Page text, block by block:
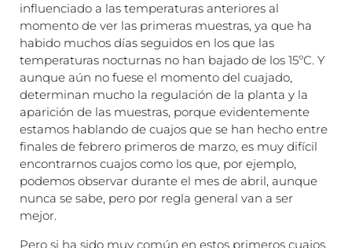
influenciado a las temperaturas anteriores al
momento de ver las primeras muestras, ya que ha
habido muchos días seguidos en los que las
temperaturas nocturnas no han bajado de los 15ºC. Y
aunque aún no fuese el momento del cuajado,
determinan mucho la regulación de la planta y la
aparición de las muestras, porque evidentemente
estamos hablando de cuajos que se han hecho entre
finales de febrero primeros de marzo, es muy difícil
encontrarnos cuajos como los que, por ejemplo,
podemos observar durante el mes de abril, aunque
nunca se sabe, pero por regla general van a ser
mejor.
Pero si ha sido muy común en estos primeros cuajos,